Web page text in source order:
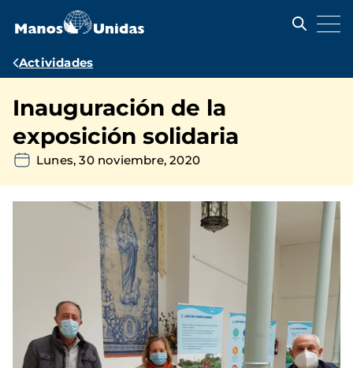
contenido
Ruta
navegación
Actividades
Inauguración de la
exposición solidaria
Lunes, 30 noviembre, 2020